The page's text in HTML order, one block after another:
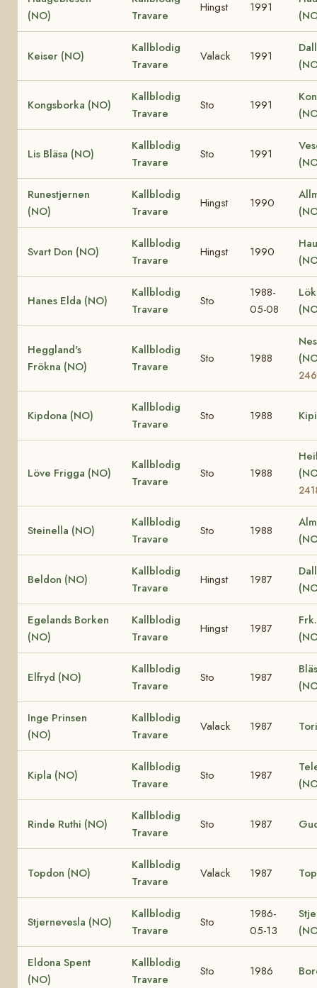
(NO)
Travare
Hingst 1991
Keiser (NO)
Kallblodig
Travare
Valack 1991
Kongsborka (NO)
Kallblodig
Travare
Sto 1991
Lis Bläsa (NO)
Kallblodig
Travare
Sto 1991
Runestjernen
(NO)
Kallblodig
Travare
Hingst 1990
Svart Don (NO)
Kallblodig
Travare
Hingst 1990
Hanes Elda (NO)
Kallblodig
Travare
Sto
1988-
05-08
Heggland's
Frökna (NO)
Kallblodig
Travare
Sto 1988
Kipdona (NO)
Kallblodig
Travare
Sto 1988
Löve Frigga (NO)
Kallblodig
Travare
Sto 1988
Steinella (NO)
Kallblodig
Travare
Sto 1988
Beldon (NO)
Kallblodig
Travare
Hingst 1987
Egelands Borken
(NO)
Kallblodig
Travare
Hingst 1987
Elfryd (NO)
Kallblodig
Travare
Sto 1987
Inge Prinsen
(NO)
Kallblodig
Travare
Valack 1987
Kipla (NO)
Kallblodig
Travare
Sto 1987
Rinde Ruthi (NO)
Kallblodig
Travare
Sto 1987
Topdon (NO)
Kallblodig
Travare
Valack 1987
Stjernevesla (NO)
Kallblodig
Travare
Sto
1986-
05-13
Eldona Spent
(NO)
Kallblodig
Travare
Sto 1986